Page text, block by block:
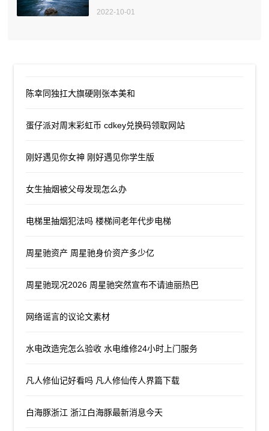
2022-10-01
陈幸同独扛大旗硬刚张本美和
蛋仔派对周末彩虹币 cdkey兑换码领取网站
刚好遇见你女神 刚好遇见你学生版
女生抽烟被父母发现怎么办
电梯里抽烟犯法吗 楼梯间老年代步电梯
周星驰资产 周星驰身价资产多少亿
周星驰现况2026 周星驰突然宣布不请迪丽热巴
网络谣言的议论文素材
水电改造完怎么验收 水电维修24小时上门服务
凡人修仙记好看吗 凡人修仙传人界篇下载
白海豚浙江 浙江白海豚最新消息今天